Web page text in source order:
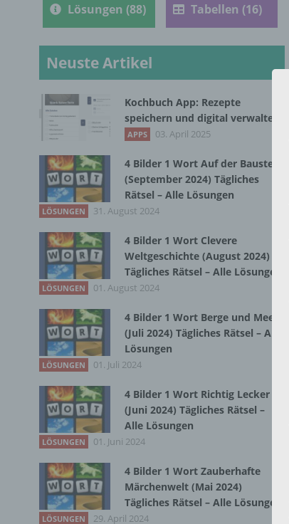
Lösungen (88) Tabellen (16)
Neuste Artikel
Kochbuch App: Rezepte
speichern und digital verwalten
APPS 03. April 2025
4 Bilder 1 Wort Auf der Baustelle
(September 2024) Tägliches
Rätsel – Alle Lösungen
LÖSUNGEN 31. August 2024
4 Bilder 1 Wort Clevere
Weltgeschichte (August 2024)
Tägliches Rätsel – Alle Lösungen
LÖSUNGEN 01. August 2024
4 Bilder 1 Wort Berge und Meer
(Juli 2024) Tägliches Rätsel – Alle
Lösungen
LÖSUNGEN 01. Juli 2024
4 Bilder 1 Wort Richtig Lecker
(Juni 2024) Tägliches Rätsel –
Alle Lösungen
LÖSUNGEN 01. Juni 2024
4 Bilder 1 Wort Zauberhafte
Märchenwelt (Mai 2024)
Tägliches Rätsel – Alle Lösungen
LÖSUNGEN 29. April 2024